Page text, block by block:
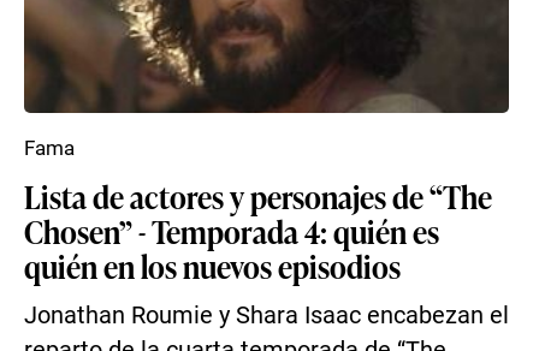
Lista de actores y personajes de “The
Chosen” - Temporada 4: quién es
quién en los nuevos episodios
Jonathan Roumie y Shara Isaac encabezan el
Fama